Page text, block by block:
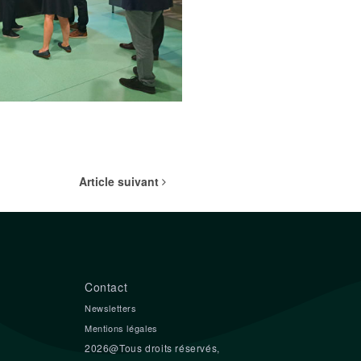
Article suivant
Contact
Newsletters
Mentions légales
2026@Tous droits réservés,